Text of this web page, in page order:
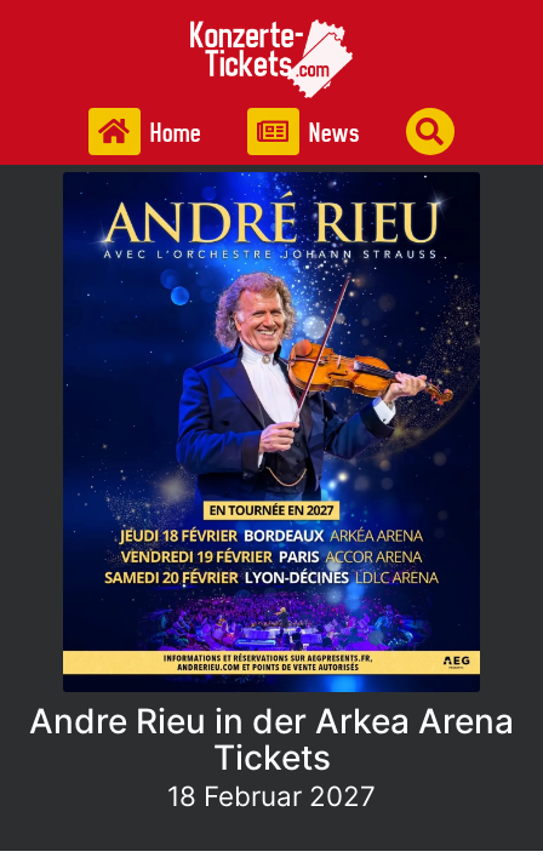
Home News
Andre Rieu in der Arkea Arena
Tickets
18 Februar 2027